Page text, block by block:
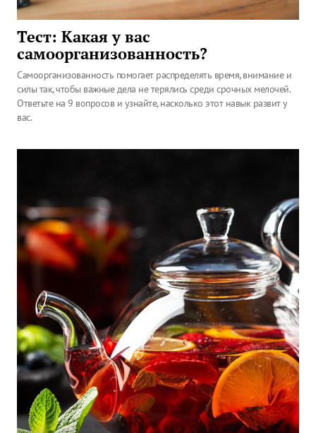
Тест: Какая у вас
самоорганизованность?
Самоорганизованность помогает распределять время, внимание и
силы так, чтобы важные дела не терялись среди срочных мелочей.
Ответьте на 9 вопросов и узнайте, насколько этот навык развит у
вас.